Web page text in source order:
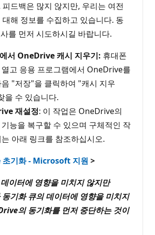
드백은 많지 않지만, 우리는 여전
해 정보를 수집하고 있습니다. 동
를 먼저 시도하시길 바랍니다.
서 OneDrive 캐시 지우기: 휴대폰
고 응용 프로그램에서 OneDrive를
"저장"을 클릭하여 "캐시 지우
을 수 있습니다.
재설정: 이 작업은 OneDrive의
능을 복구할 수 있으며 구체적인 작
아래 링크를 참조하십시오.
기화 - Microsoft 지원 >
이터에 영향을 미치지 않지만
기화 큐의 데이터에 영향을 미치지
의 동기화를 먼저 중단하는 것이